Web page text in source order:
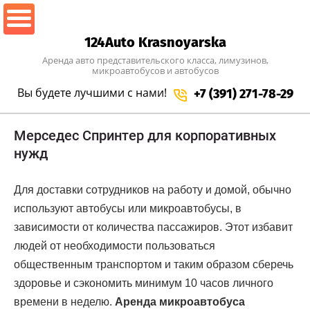
124Auto Krasnoyarska
Аренда авто представительского класса, лимузинов,
микроавтобусов и автобусов
Вы будете лучшими с нами! +7 (391) 271-78-29
Мерседес Спринтер для корпоративных
нужд
Для доставки сотрудников на работу и домой, обычно
используют автобусы или микроавтобусы, в
зависимости от количества пассажиров. Этот избавит
людей от необходимости пользоваться
общественным транспортом и таким образом сберечь
здоровье и сэкономить минимум 10 часов личного
времени в неделю. Аренда микроавтобуса